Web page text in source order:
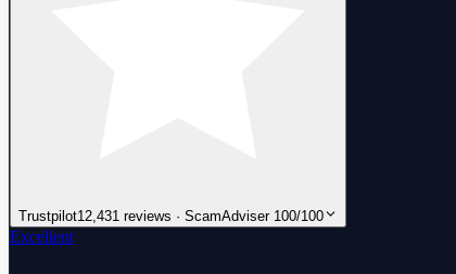
Trustpilot12,431 reviews · ScamAdviser 100/100
Excellent